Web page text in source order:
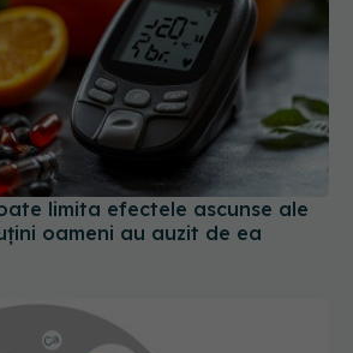
limita efectele ascunse ale
oameni au auzit de ea